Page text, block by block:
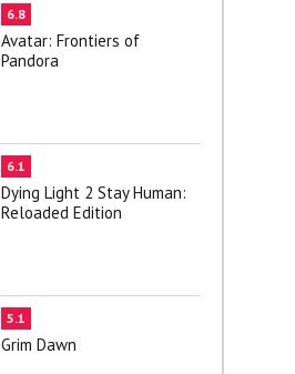
6.8
Avatar: Frontiers of
Pandora
6.1
Dying Light 2 Stay Human:
Reloaded Edition
5.1
Grim Dawn